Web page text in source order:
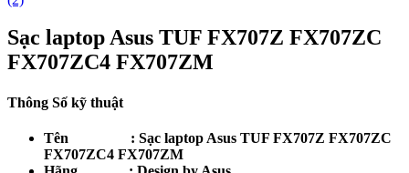
Sạc laptop Asus TUF FX707Z FX707ZC
FX707ZC4 FX707ZM
Thông Số kỹ thuật
Tên : Sạc laptop Asus TUF FX707Z FX707ZC
FX707ZC4 FX707ZM